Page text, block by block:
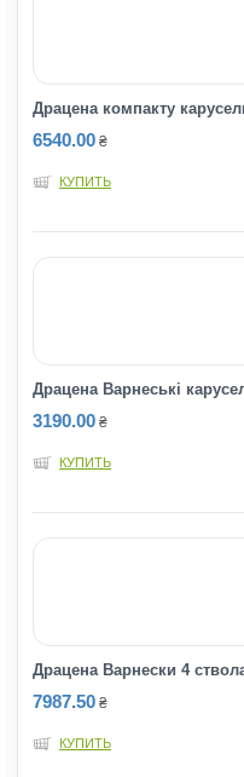
Драцена компакту
6540.00 ₴
КУПИТЬ
Драцена Варнеські
3190.00 ₴
КУПИТЬ
Драцена Варнески 4
7987.50 ₴
КУПИТЬ